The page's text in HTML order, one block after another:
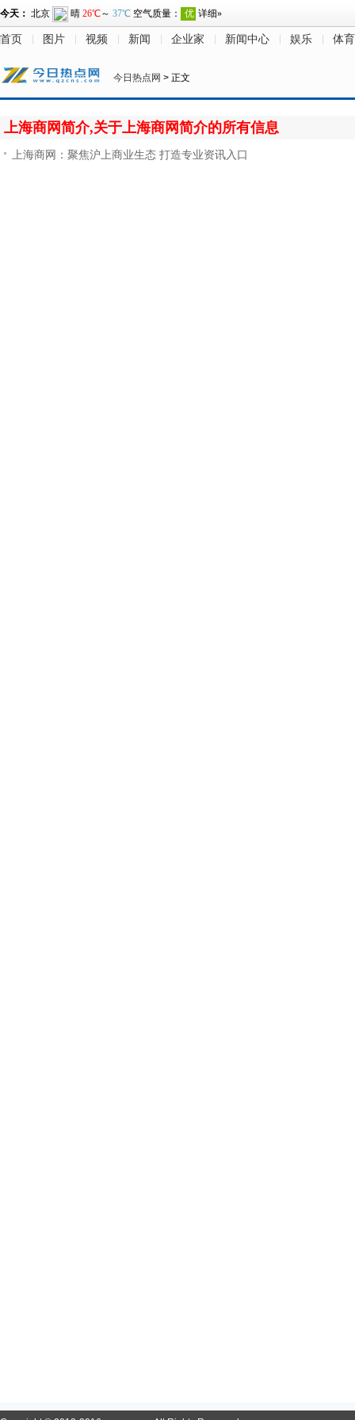
首页 图片 视频 新闻 企业家 新闻中心 娱乐 体育
今日热点网 > 正文
上海商网简介,关于上海商网简介的所有信息
上海商网：聚焦沪上商业生态 打造专业资讯入口